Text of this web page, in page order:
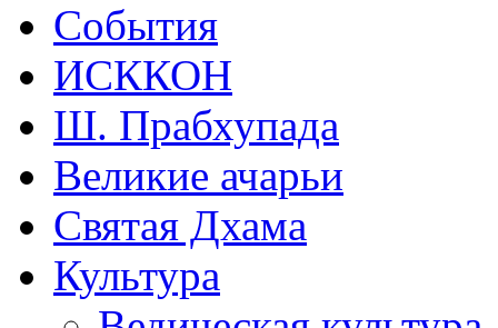
События
ИСККОН
Ш. Прабхупада
Великие ачарьи
Святая Дхама
Культура